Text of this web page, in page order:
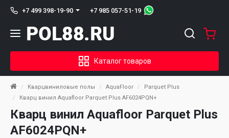
+7 499 398-19-90 +7 985 057-51-19
Каталог товаров
Кварцвиниловые полы AquaFloor
Parquet Plus
Кварц винил Aquafloor Parquet Plus AF6024PQN+
Кварц винил Aquafloor Parquet Plus
AF6024PQN+